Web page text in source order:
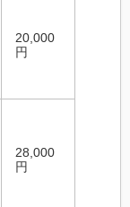
20,000
円
28,000
円